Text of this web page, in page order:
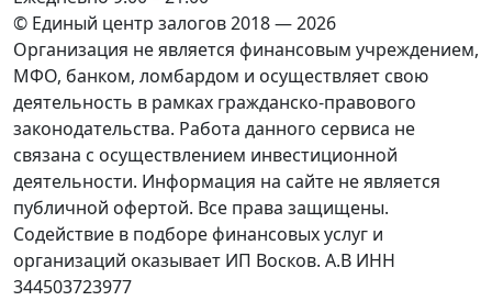
© Единый центр залогов 2018 — 2026
Организация не является финансовым учреждением,
МФО, банком, ломбардом и осуществляет свою
деятельность в рамках гражданско-правового
законодательства. Работа данного сервиса не
связана с осуществлением инвестиционной
деятельности. Информация на сайте не является
публичной офертой. Все права защищены.
Содействие в подборе финансовых услуг и
организаций оказывает ИП Восков. А.В ИНН
344503723977